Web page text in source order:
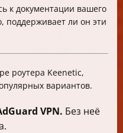
к документации вашего
поддерживает ли он эти
роутера Keenetic,
вариантов.
VPN. Без неё